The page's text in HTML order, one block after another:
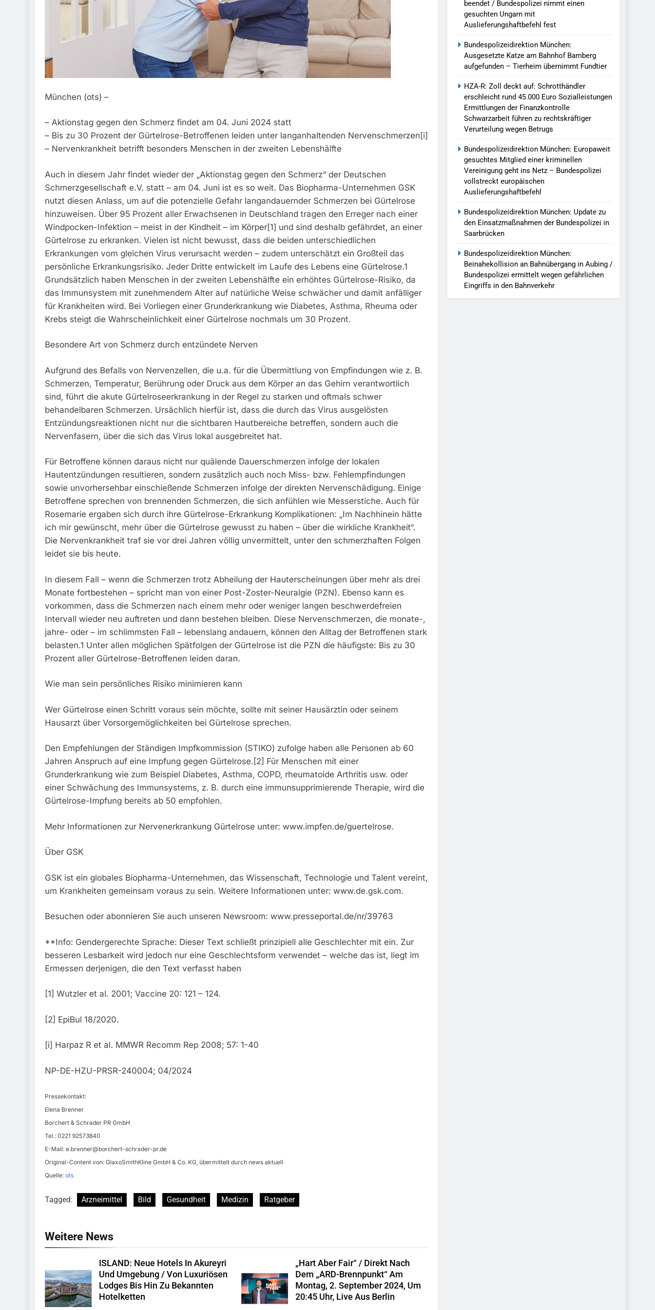
München (ots) –
– Aktionstag gegen den Schmerz findet am 04. Juni 2024 statt
– Bis zu 30 Prozent der Gürtelrose-Betroffenen leiden unter langanhaltenden Nervenschmerzen[i]
– Nervenkrankheit betrifft besonders Menschen in der zweiten Lebenshälfte
Auch in diesem Jahr findet wieder der „Aktionstag gegen den Schmerz“ der Deutschen
Schmerzgesellschaft e.V. statt – am 04. Juni ist es so weit. Das Biopharma-Unternehmen GSK
nutzt diesen Anlass, um auf die potenzielle Gefahr langandauernder Schmerzen bei Gürtelrose
hinzuweisen. Über 95 Prozent aller Erwachsenen in Deutschland tragen den Erreger nach einer
Windpocken-Infektion – meist in der Kindheit – im Körper[1] und sind deshalb gefährdet, an einer
Gürtelrose zu erkranken. Vielen ist nicht bewusst, dass die beiden unterschiedlichen
Erkrankungen vom gleichen Virus verursacht werden – zudem unterschätzt ein Großteil das
persönliche Erkrankungsrisiko. Jeder Dritte entwickelt im Laufe des Lebens eine Gürtelrose.1
Grundsätzlich haben Menschen in der zweiten Lebenshälfte ein erhöhtes Gürtelrose-Risiko, da
das Immunsystem mit zunehmendem Alter auf natürliche Weise schwächer und damit anfälliger
für Krankheiten wird. Bei Vorliegen einer Grunderkrankung wie Diabetes, Asthma, Rheuma oder
Krebs steigt die Wahrscheinlichkeit einer Gürtelrose nochmals um 30 Prozent.
Besondere Art von Schmerz durch entzündete Nerven
Aufgrund des Befalls von Nervenzellen, die u.a. für die Übermittlung von Empfindungen wie z. B.
Schmerzen, Temperatur, Berührung oder Druck aus dem Körper an das Gehirn verantwortlich
sind, führt die akute Gürtelroseerkrankung in der Regel zu starken und oftmals schwer
behandelbaren Schmerzen. Ursächlich hierfür ist, dass die durch das Virus ausgelösten
Entzündungsreaktionen nicht nur die sichtbaren Hautbereiche betreffen, sondern auch die
Nervenfasern, über die sich das Virus lokal ausgebreitet hat.
Für Betroffene können daraus nicht nur quälende Dauerschmerzen infolge der lokalen
Hautentzündungen resultieren, sondern zusätzlich auch noch Miss- bzw. Fehlempfindungen
sowie unvorhersehbar einschießende Schmerzen infolge der direkten Nervenschädigung. Einige
Betroffene sprechen von brennenden Schmerzen, die sich anfühlen wie Messerstiche. Auch für
Rosemarie ergaben sich durch ihre Gürtelrose-Erkrankung Komplikationen: „Im Nachhinein hätte
ich mir gewünscht, mehr über die Gürtelrose gewusst zu haben – über die wirkliche Krankheit“.
Die Nervenkrankheit traf sie vor drei Jahren völlig unvermittelt, unter den schmerzhaften Folgen
leidet sie bis heute.
In diesem Fall – wenn die Schmerzen trotz Abheilung der Hauterscheinungen über mehr als drei
Monate fortbestehen – spricht man von einer Post-Zoster-Neuralgie (PZN). Ebenso kann es
vorkommen, dass die Schmerzen nach einem mehr oder weniger langen beschwerdefreien
Intervall wieder neu auftreten und dann bestehen bleiben. Diese Nervenschmerzen, die monate-,
jahre- oder – im schlimmsten Fall – lebenslang andauern, können den Alltag der Betroffenen stark
belasten.1 Unter allen möglichen Spätfolgen der Gürtelrose ist die PZN die häufigste: Bis zu 30
Prozent aller Gürtelrose-Betroffenen leiden daran.
Wie man sein persönliches Risiko minimieren kann
Wer Gürtelrose einen Schritt voraus sein möchte, sollte mit seiner Hausärztin oder seinem
Hausarzt über Vorsorgemöglichkeiten bei Gürtelrose sprechen.
Den Empfehlungen der Ständigen Impfkommission (STIKO) zufolge haben alle Personen ab 60
Jahren Anspruch auf eine Impfung gegen Gürtelrose.[2] Für Menschen mit einer
Grunderkrankung wie zum Beispiel Diabetes, Asthma, COPD, rheumatoide Arthritis usw. oder
einer Schwächung des Immunsystems, z. B. durch eine immunsupprimierende Therapie, wird die
Gürtelrose-Impfung bereits ab 50 empfohlen.
Mehr Informationen zur Nervenerkrankung Gürtelrose unter: www.impfen.de/guertelrose.
Über GSK
GSK ist ein globales Biopharma-Unternehmen, das Wissenschaft, Technologie und Talent vereint,
um Krankheiten gemeinsam voraus zu sein. Weitere Informationen unter: www.de.gsk.com.
Besuchen oder abonnieren Sie auch unseren Newsroom: www.presseportal.de/nr/39763
**Info: Gendergerechte Sprache: Dieser Text schließt prinzipiell alle Geschlechter mit ein. Zur
besseren Lesbarkeit wird jedoch nur eine Geschlechtsform verwendet – welche das ist, liegt im
Ermessen derjenigen, die den Text verfasst haben
[1] Wutzler et al. 2001; Vaccine 20: 121 – 124.
[2] EpiBul 18/2020.
[i] Harpaz R et al. MMWR Recomm Rep 2008; 57: 1-40
NP-DE-HZU-PRSR-240004; 04/2024
Pressekontakt:
Elena Brenner
Borchert & Schrader PR GmbH
Tel.: 0221 92573840
E-Mail: e.brenner@borchert-schrader-pr.de
Original-Content von: GlaxoSmithKline GmbH & Co. KG, übermittelt durch news aktuell
Quelle: ots
Tagged: Arzneimittel Bild Gesundheit Medizin Ratgeber
Weitere News
ISLAND: Neue Hotels In Akureyri
Und Umgebung / Von Luxuriösen
Lodges Bis Hin Zu Bekannten
Hotelketten
„hart Aber Fair“ / Direkt Nach
Dem „ARD-Brennpunkt“ Am
Montag, 2. September 2024, Um
20:45 Uhr, Live Aus Berlin
beendet / Bundespolizei nimmt einen
gesuchten Ungarn mit
Auslieferungshaftbefehl fest
Bundespolizeidirektion München:
Ausgesetzte Katze am Bahnhof Bamberg
aufgefunden – Tierheim übernimmt Fundtier
HZA-R: Zoll deckt auf: Schrotthändler
erschleicht rund 45.000 Euro Sozialleistungen
Ermittlungen der Finanzkontrolle
Schwarzarbeit führen zu rechtskräftiger
Verurteilung wegen Betrugs
Bundespolizeidirektion München: Europaweit
gesuchtes Mitglied einer kriminellen
Vereinigung geht ins Netz – Bundespolizei
vollstreckt europäischen
Auslieferungshaftbefehl
Bundespolizeidirektion München: Update zu
den Einsatzmaßnahmen der Bundespolizei in
Saarbrücken
Bundespolizeidirektion München:
Beinahekollision an Bahnübergang in Aubing /
Bundespolizei ermittelt wegen gefährlichen
Eingriffs in den Bahnverkehr